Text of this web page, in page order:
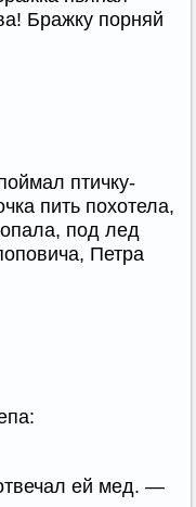
Бражку порняй
птичку-
пить похотела,
под лед
Петра
ей мед. —